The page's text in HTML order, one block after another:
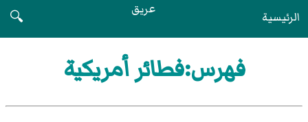
الرئيسية عريق
🔍
فهرس:فطائر أمريكية